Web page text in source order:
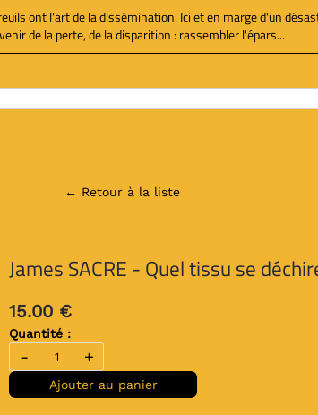
ont l'art de la dissémination. Ici et en marge d'un
de la perte, de la disparition : rassembler l'épars...
← Retour à la liste
James SACRE - Quel tissu se
15.00 €
Quantité :
- +
Ajouter au panier